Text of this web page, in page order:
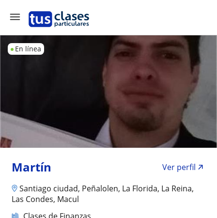
En línea
Martín
Ver perfil
Santiago ciudad, Peñalolen, La Florida, La Reina,
Las Condes, Macul